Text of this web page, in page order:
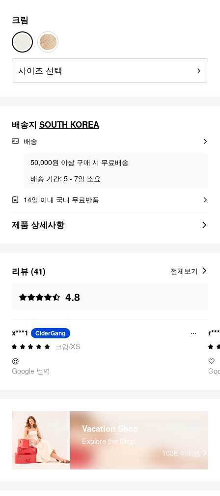
크림
사이즈 선택
배송지 SOUTH KOREA
배송
50,000원 이상 구매 시 무료배송
배송 기간: 5 - 7일 소요
14일 이내 국내 무료반품
제품 상세사항
리뷰 (41)
4.8
전체보기
x***1 CiderGang
크림/XS
😍
Google 번역
🤍
Vacation Shop
Explore the Drop
1038 아이템